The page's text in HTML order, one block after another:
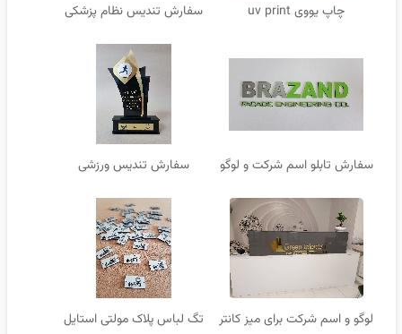
چاپ یووی uv print سفارش تندیس نظام پزشکی
سفارش تابلو اسم شرکت و لوگو سفارش تندیس ورزشی
لوگو و اسم شرکت برای میز کانتر
تگ لباس پلاک مولتی استایل